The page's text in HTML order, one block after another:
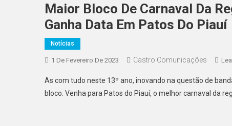
Maior Bloco De Carnaval Da
Ganha Data Em Patos Do Piauí
Notícias
1 De Fevereiro De 2023 Castro Comunicações
As com tudo neste 13º ano, inovando na questão de
bloco. Venha para Patos do Piauí, o melhor carnaval da